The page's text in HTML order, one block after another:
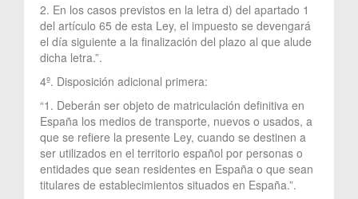
2. En los casos previstos en la letra d) del apartado 1
del artículo 65 de esta Ley, el impuesto se devengará
el día siguiente a la finalización del plazo al que alude
dicha letra.”.
4º. Disposición adicional primera:
“1. Deberán ser objeto de matriculación definitiva en
España los medios de transporte, nuevos o usados, a
que se refiere la presente Ley, cuando se destinen a
ser utilizados en el territorio español por personas o
entidades que sean residentes en España o que sean
titulares de establecimientos situados en España.”.